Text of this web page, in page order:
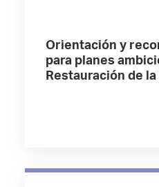
Orientación y
para planes
Restauración de